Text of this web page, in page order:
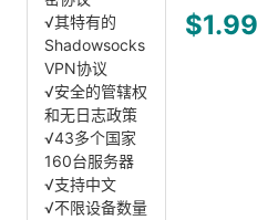
√其特有的
Shadowsocks
VPN协议
√安全的管辖权
和无日志政策
√43多个国家
160台服务器
√支持中文
√不限设备数量
$1.99